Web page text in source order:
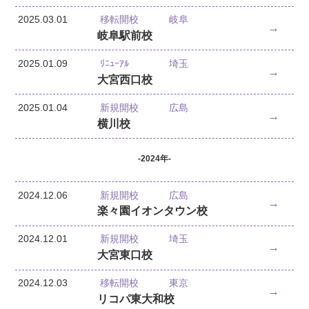
2025.03.01 移転開校 岐阜
岐阜駅前校
→
2025.01.09 ﾘﾆｭｰｱﾙ 埼玉
大宮西口校
→
2025.01.04 新規開校 広島
横川校
→
-2024年-
2024.12.06 新規開校 広島
楽々園イオンタウン校
→
2024.12.01 新規開校 埼玉
大宮東口校
→
2024.12.03 移転開校 東京
リコパ東大和校
→